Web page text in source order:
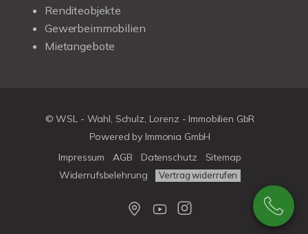
Renditeobjekte
Gewerbeimmobilien
Mietangebote
© WSL - Wahl, Schulz, Lorenz - Immobilien GbR
Powered by Immonia GmbH
Impressum
AGB Datenschutz
Sitemap
Widerrufsbelehrung
Vertrag widerrufen